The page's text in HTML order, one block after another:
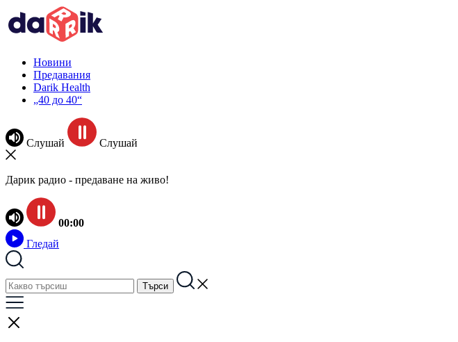
Новини
Предавания
Darik Health
„40 до 40“
Слушай Слушай
Дарик радио - предаване на живо!
00:00
Гледай